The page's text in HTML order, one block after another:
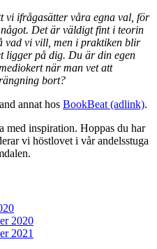
vi ifrågasätter våra egna val, för
Det är väldigt fint i teorin
vad vi vill, men i praktiken blir
ligger på dig. Du är din egen
när man vet att
bort?
annat hos BookBeat (adlink).
med inspiration. Hoppas du har
vi höstlovet i vår andelsstuga
2020
2021